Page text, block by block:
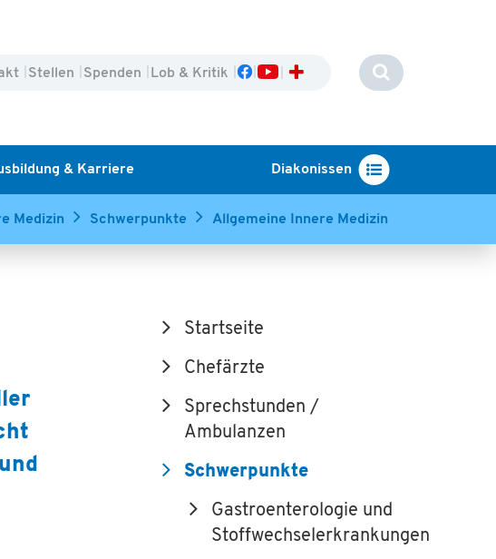
Stellen Spenden Lob & Kritik
& Karriere Diakonissen
Medizin Schwerpunkte Allgemeine Innere Medizin
Startseite
Chefärzte
Sprechstunden /
Ambulanzen
Schwerpunkte
Gastroenterologie und
Stoffwechselerkrankungen